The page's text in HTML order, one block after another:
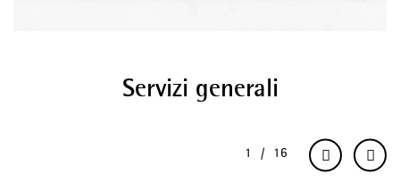
Servizi generali